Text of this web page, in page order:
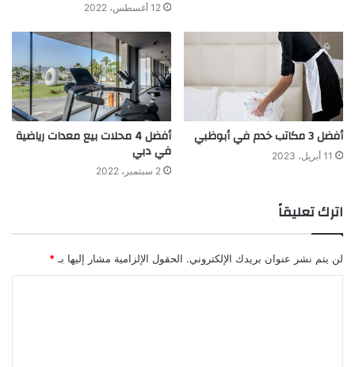
12 أغسطس، 2022
أفضل 3 مكاتب خدم في أبوظبي
11 أبريل، 2023
أفضل 4 محلات بيع معدات رياضية
في دبي
2 سبتمبر، 2022
اترك تعليقاً
لن يتم نشر عنوان بريدك الإلكتروني. الحقول الإلزامية مشار إليها بـ *